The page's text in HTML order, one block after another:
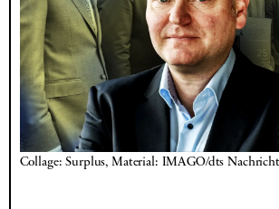
Collage: Surplus, Material: IMAGO/dts